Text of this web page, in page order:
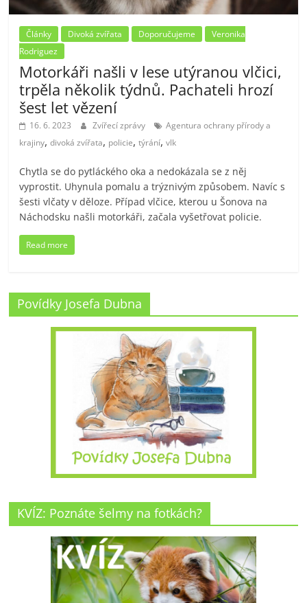
Články Divoká zvířata Doporučujeme
Veronika
Rodriguez
Motorkáři našli v lese utýranou vlčici,
trpěla několik týdnů. Pachateli hrozí
šest let vězení
16. 6. 2023 Zvířecí zprávy
Agentura ochrany přírody a
krajiny,divoká zvířata, policie,týrání,vlk
Chytla se do pytláckého oka a nedokázala se z něj
vyprostit. Uhynula pomalu a trýznivým způsobem. Navíc s
šesti vlčaty v děloze. Případ vlčice, kterou u Šonova na
Náchodsku našli motorkáři, začala vyšetřovat policie.
Read more
Povídky Josefa Dubna
KVÍZ: Poznáte šelmy na fotkách?